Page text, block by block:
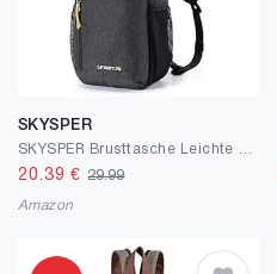
SKYSPER
20.39 €29.99
Amazon